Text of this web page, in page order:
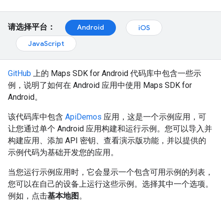
请选择平台： Android
iOS
JavaScript
GitHub 上的 Maps SDK for Android 代码库中包含一些示
例，说明了如何在 Android 应用中使用 Maps SDK for
Android。
该代码库中包含 ApiDemos 应用，这是一个示例应用，可
让您通过单个 Android 应用构建和运行示例。您可以导入并
构建应用、添加 API 密钥、查看演示版功能，并以提供的
示例代码为基础开发您的应用。
当您运行示例应用时，它会显示一个包含可用示例的列表，
您可以在自己的设备上运行这些示例。选择其中一个选项。
例如，点击基本地图。